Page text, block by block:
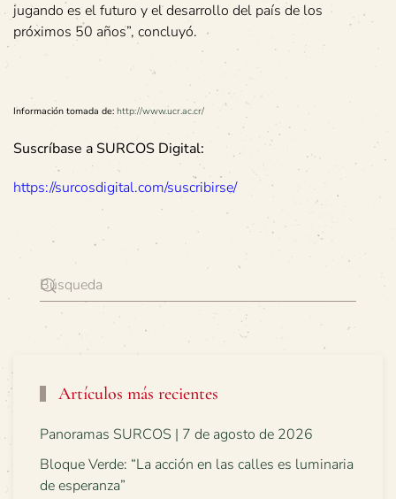
jugando es el futuro y el desarrollo del país de los
próximos 50 años”, concluyó.
Información tomada de: http://www.ucr.ac.cr/
Suscríbase a SURCOS Digital:
https://surcosdigital.com/suscribirse/
Artículos más recientes
Panoramas SURCOS | 7 de agosto de 2026
Bloque Verde: “La acción en las calles es luminaria
de esperanza”